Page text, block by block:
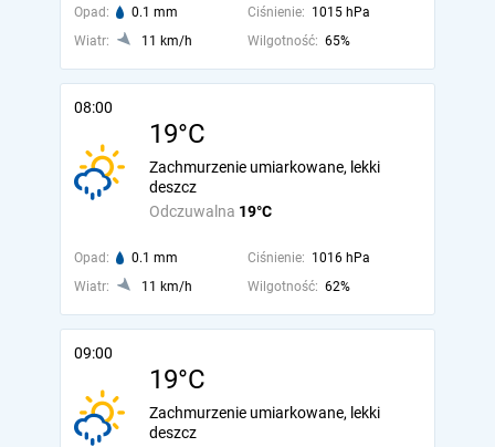
Opad: 0.1 mm Ciśnienie: 1015 hPa
Wiatr:
11 km/h Wilgotność: 65%
08:00
19°C
Odczuwalna 19°C
Zachmurzenie umiarkowane, lekki
deszcz
Opad: 0.1 mm Ciśnienie: 1016 hPa
Wiatr:
11 km/h Wilgotność: 62%
09:00
19°C
Zachmurzenie umiarkowane, lekki
deszcz